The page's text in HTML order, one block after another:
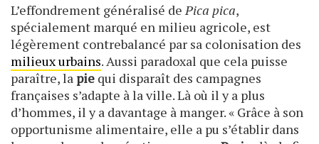
L’effondrement généralisé dePica pica,
spécialement marqué en milieu agricole, est
légèrement contrebalancé par sa colonisation des
milieux urbains. Aussi paradoxal que cela puisse
paraître, lapie qui disparaît des campagnes
françaises s’adapte à la ville. Là où il y a plus
d’hommes, il y a davantage à manger. « Grâce à son
opportunisme alimentaire, elle a pu s’établir dans